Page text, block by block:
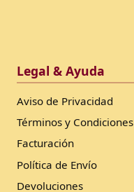
Legal & Ayuda
Aviso de Privacidad
Términos y Condiciones
Facturación
Política de Envío
Devoluciones